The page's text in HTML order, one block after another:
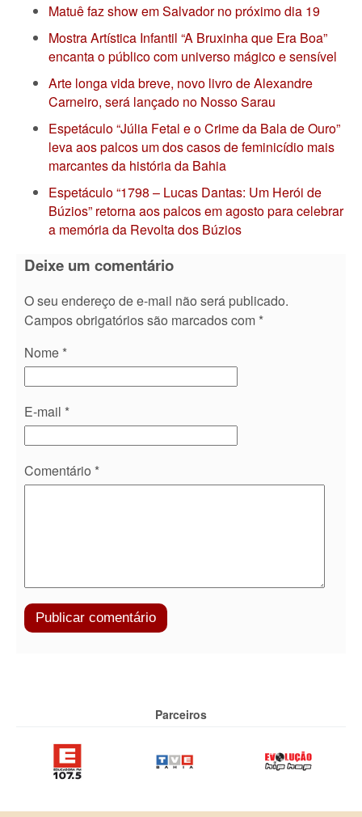
Matuê faz show em Salvador no próximo dia 19
Mostra Artística Infantil “A Bruxinha que Era Boa”
encanta o público com universo mágico e sensível
Arte longa vida breve, novo livro de Alexandre
Carneiro, será lançado no Nosso Sarau
Espetáculo “Júlia Fetal e o Crime da Bala de Ouro”
leva aos palcos um dos casos de feminicídio mais
marcantes da história da Bahia
Espetáculo “1798 – Lucas Dantas: Um Herói de
Búzios” retorna aos palcos em agosto para celebrar
a memória da Revolta dos Búzios
Deixe um comentário
O seu endereço de e-mail não será publicado.
Campos obrigatórios são marcados com *
Nome *
E-mail *
Comentário *
Parceiros